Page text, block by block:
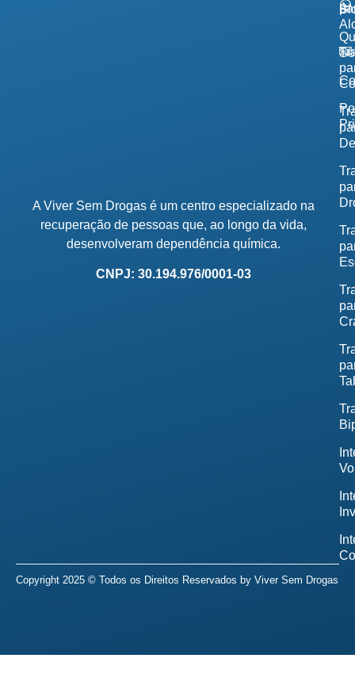
A Viver Sem Drogas é um centro especializado na
recuperação de pessoas que, ao longo da vida,
desenvolveram dependência química.
CNPJ: 30.194.976/0001-03
Copyright 2025 © Todos os Direitos Reservados by Viver Sem Drogas